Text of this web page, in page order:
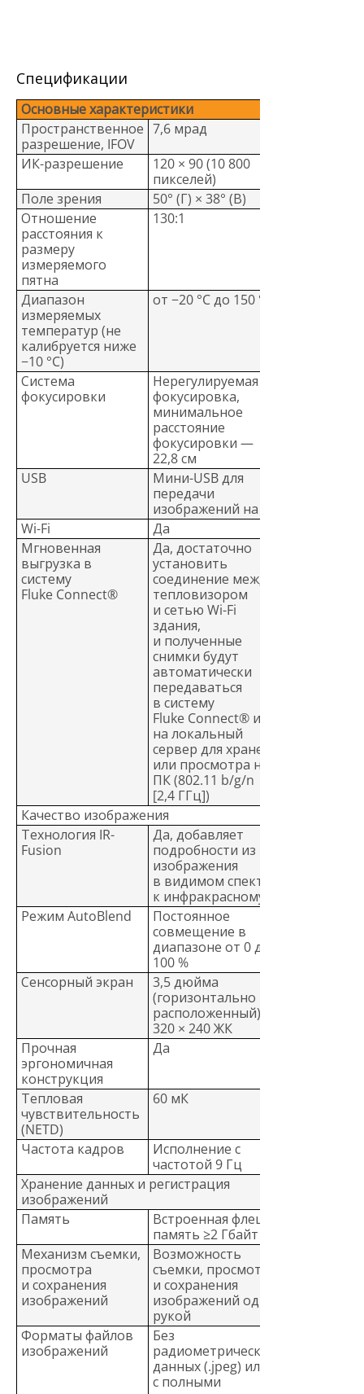
Спецификации
Основные характеристики
Пространственное
разрешение, IFOV
7,6 мрад
ИК-разрешение
120 × 90 (10 800
пикселей)
Поле зрения
50° (Г) × 38° (В)
Отношение
расстояния к
размеру
измеряемого
пятна
130:1
Диапазон
измеряемых
температур (не
калибруется ниже
−10 °C)
от −20 °C до 150 °C
Система
фокусировки
Нерегулируемая
фокусировка,
минимальное
расстояние
фокусировки —
22,8 см
USB
Мини-USB для
передачи
изображений на ПК
Wi-Fi
Да
Мгновенная
выгрузка в
систему
Fluke Connect®
Да, достаточно
установить
соединение между
тепловизором
и сетью Wi-Fi
здания,
и полученные
снимки будут
автоматически
передаваться
в систему
Fluke Connect® или
на локальный
сервер для хранения
или просмотра на
ПК (802.11 b/g/n
[2,4 ГГц])
Качество изображения
Технология IR-
Fusion
Да, добавляет
подробности из
изображения
в видимом спектре
к инфракрасному
Режим AutoBlend
Постоянное
совмещение в
диапазоне от 0 до
100 %
Сенсорный экран
3,5 дюйма
(горизонтально
расположенный),
320 × 240 ЖК
Прочная
эргономичная
конструкция
Да
Тепловая
чувствительность
(NETD)
60 мК
Частота кадров
Исполнение с
частотой 9 Гц
Хранение данных и регистрация
изображений
Память
Встроенная флеш-
память ≥2 Гбайт
Механизм съемки,
просмотра
и сохранения
изображений
Возможность
съемки, просмотра
и сохранения
изображений одной
рукой
Форматы файлов
изображений
Без
радиометрических
данных (.jpeg) или
с полными